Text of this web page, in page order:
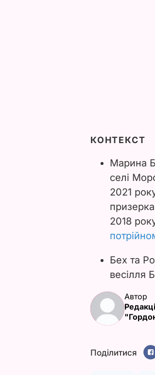
КОНТЕКСТ
Марина
селі
2021
2018
Бех та
весілля
Автор
Поділитися